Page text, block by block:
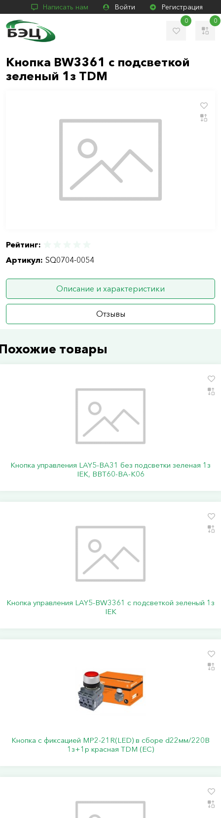
Написать нам Войти Регистрация
0 0
Кнопка BW3361 с подсветкой
зеленый 1з TDM
Рейтинг:
Артикул: SQ0704-0054
Описание и характеристики
Отзывы
товары
Кнопка управления LAY5-BA31 без подсветки зеленая 1з
IEK, BBT60-BA-K06
Кнопка управления LAY5-BW3361 с подсветкой зеленый 1з
IEK
Кнопка с фиксацией MP2-21R(LED) в сборе d22мм/220В
1з+1р красная TDM (ЕС)